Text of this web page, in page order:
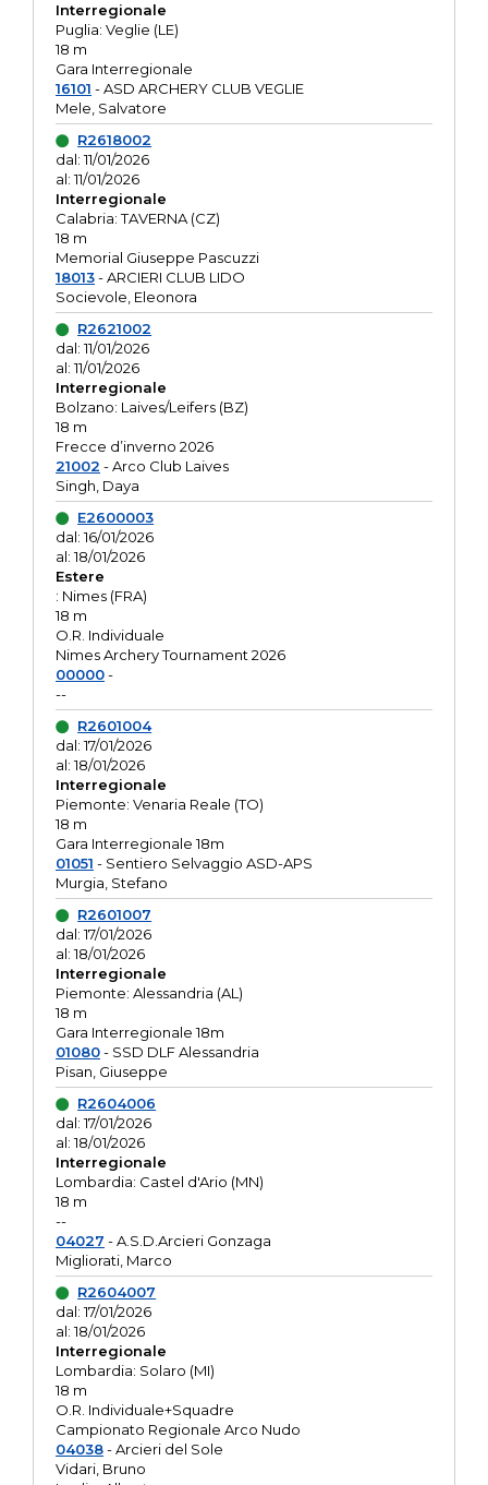
Interregionale
Puglia: Veglie (LE)
18 m
Gara Interregionale
16101 - ASD ARCHERY CLUB VEGLIE
Mele, Salvatore
R2618002
dal: 11/01/2026
al: 11/01/2026
Interregionale
Calabria: TAVERNA (CZ)
18 m
Memorial Giuseppe Pascuzzi
18013- ARCIERI CLUB LIDO
Socievole, Eleonora
R2621002
dal: 11/01/2026
al: 11/01/2026
Interregionale
Bolzano: Laives/Leifers (BZ)
18 m
Frecce d’inverno 2026
21002 - Arco Club Laives
Singh, Daya
E2600003
dal: 16/01/2026
al: 18/01/2026
Estere
: Nimes (FRA)
18 m
O.R. Individuale
Nimes Archery Tournament 2026
00000-
--
R2601004
dal: 17/01/2026
al: 18/01/2026
Interregionale
Piemonte: Venaria Reale (TO)
18 m
Gara Interregionale 18m
01051 - Sentiero Selvaggio ASD-APS
Murgia, Stefano
R2601007
dal: 17/01/2026
al: 18/01/2026
Interregionale
Piemonte: Alessandria (AL)
18 m
Gara Interregionale 18m
01080- SSD DLF Alessandria
Pisan, Giuseppe
R2604006
dal: 17/01/2026
al: 18/01/2026
Interregionale
Lombardia: Castel d'Ario (MN)
18 m
--
04027 - A.S.D.Arcieri Gonzaga
Migliorati, Marco
R2604007
dal: 17/01/2026
al: 18/01/2026
Interregionale
Lombardia: Solaro (MI)
18 m
O.R. Individuale+Squadre
Campionato Regionale Arco Nudo
04038- Arcieri del Sole
Vidari, Bruno